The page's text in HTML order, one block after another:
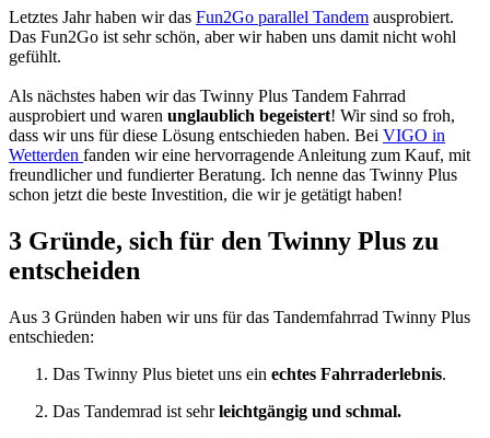
Letztes Jahr haben wir das Fun2Go parallel Tandem ausprobiert.
Das Fun2Go ist sehr schön, aber wir haben uns damit nicht wohl
gefühlt.
Als nächstes haben wir das Twinny Plus Tandem Fahrrad
ausprobiert und waren unglaublich begeistert! Wir sind so froh,
dass wir uns für diese Lösung entschieden haben. Bei VIGO in
Wetterden fanden wir eine hervorragende Anleitung zum Kauf, mit
freundlicher und fundierter Beratung. Ich nenne das Twinny Plus
schon jetzt die beste Investition, die wir je getätigt haben!
3 Gründe, sich für den Twinny Plus zu
entscheiden
Aus 3 Gründen haben wir uns für das Tandemfahrrad Twinny Plus
entschieden:
Das Twinny Plus bietet uns ein echtes Fahrraderlebnis.
Das Tandemrad ist sehrleichtgängig und schmal.